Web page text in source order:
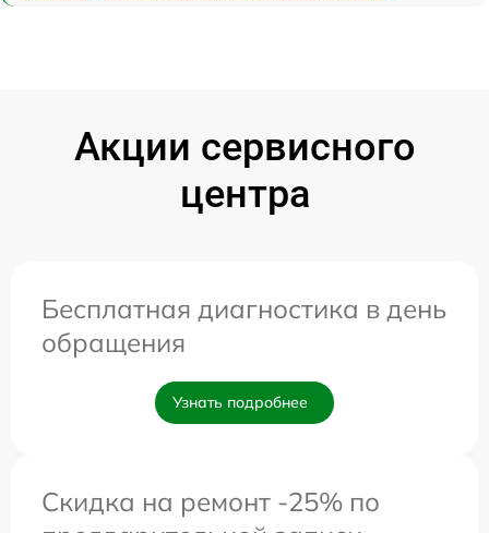
Акции сервисного
центра
Бесплатная диагностика в день
обращения
Узнать подробнее
Скидка на ремонт -25% по